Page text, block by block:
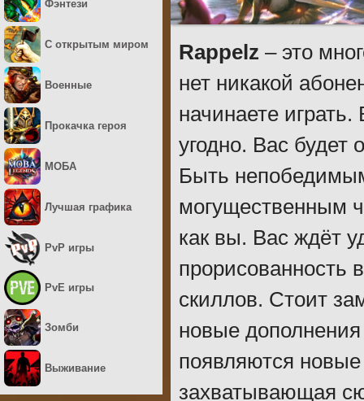
Rappelz – это
нет никакой
начинаете
угодно. Вас будет
Быть
могущественным
как вы. Вас ждёт
прорисованность
скиллов. Стоит
новые дополнения
появляются
захватывающая
Фэнтези
С открытым миром
Военные
Прокачка героя
МОБА
Лучшая графика
PvP игры
PvE игры
Зомби
Выживание